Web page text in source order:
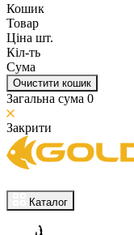
Кошик
Товар
Ціна шт.
Кіл-ть
Сума
Очистити кошик
Загальна сума 0
Закрити
Каталог